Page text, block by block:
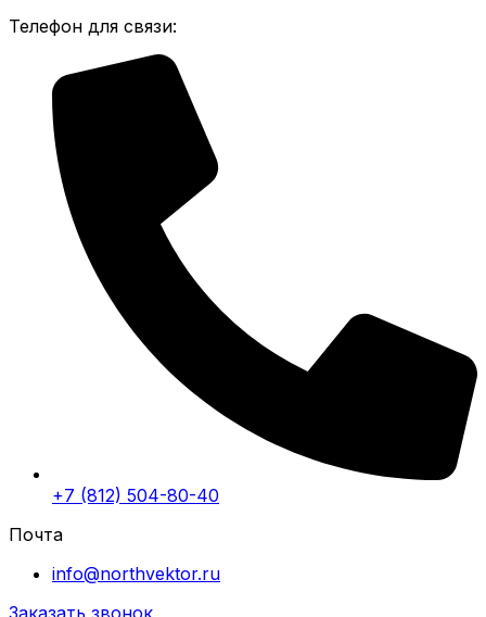
Телефон для связи:
+7 (812) 504-80-40
Почта
info@northvektor.ru